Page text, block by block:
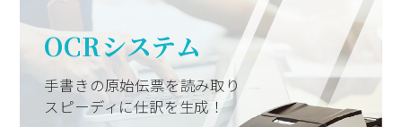
OCRシステム
手書きの原始伝票を読み取り
スピーディに仕訳を生成！